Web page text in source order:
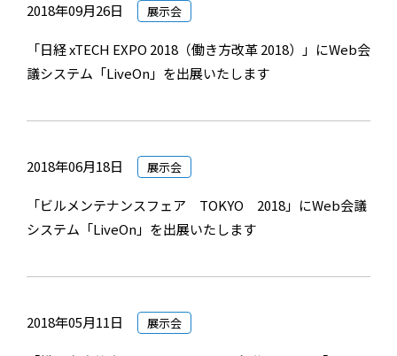
2018年09月26日 展示会
「日経 xTECH EXPO 2018（働き方改革 2018）」にWeb会
議システム「LiveOn」を出展いたします
2018年06月18日 展示会
「ビルメンテナンスフェア TOKYO 2018」にWeb会議
システム「LiveOn」を出展いたします
2018年05月11日 展示会